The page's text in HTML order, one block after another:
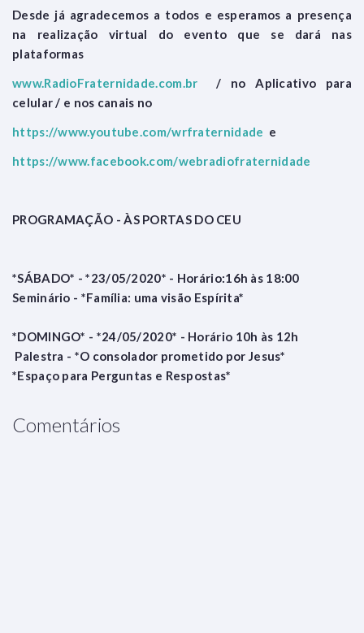
Desde já agradecemos a todos e esperamos a presença
na realização virtual do evento que se dará nas
plataformas
www.RadioFraternidade.com.br / no Aplicativo para
celular / e nos canais no
https://www.youtube.com/wrfraternidade e
https://www.facebook.com/webradiofraternidade
PROGRAMAÇÃO - ÀS PORTAS DO CEU
*SÁBADO* - *23/05/2020* - Horário:16h às 18:00
Seminário - *Família: uma visão Espírita*
*DOMINGO* - *24/05/2020* - Horário 10h às 12h
Palestra - *O consolador prometido por Jesus*
*Espaço para Perguntas e Respostas*
Comentários